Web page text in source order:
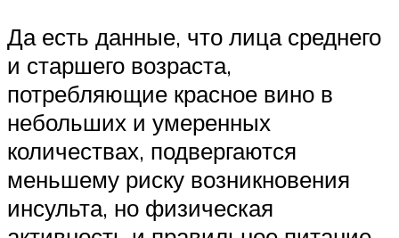
Да есть данные, что лица среднего
и старшего возраста,
потребляющие красное вино в
небольших и умеренных
количествах, подвергаются
меньшему риску возникновения
инсульта, но физическая